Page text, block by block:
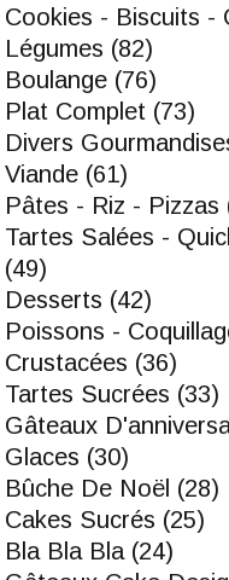
Cookies - Biscuits -
Légumes (82)
Boulange (76)
Plat Complet (73)
Divers
Viande (61)
Pâtes - Riz - Pizzas
Tartes Salées -
(49)
Desserts (42)
Poissons -
Crustacées (36)
Tartes Sucrées (33)
Gâteaux
Glaces (30)
Bûche De Noël (28)
Cakes Sucrés (25)
Bla Bla Bla(24)